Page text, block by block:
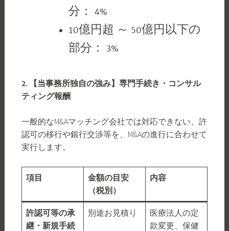
分： 4%
10億円超 ～ 50億円以下の
部分： 3%
2. 【当事務所独自の強み】専門手続き・コンサル
ティング報酬
一般的なM&Aマッチング会社では対応できない、許
認可の移行や銀行交渉等を、M&Aの進行に合わせて
実行します。
項目
金額の目安
（税別）
内容
許認可等の承
継・新規手続
別途お見積り
医療法人の定
款変更、保健